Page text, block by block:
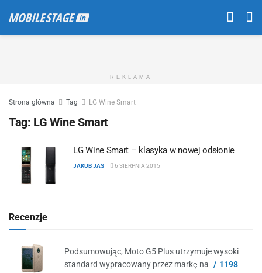
REKLAMA
Strona główna Tag LG Wine Smart
Tag: LG Wine Smart
LG Wine Smart – klasyka w nowej odsłonie
JAKUB JAS 6 SIERPNIA 2015
Recenzje
Podsumowując, Moto G5 Plus utrzymuje wysoki
standard wypracowany przez markę na
1198